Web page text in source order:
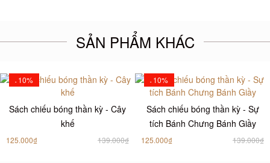
SẢN PHẨM KHÁC
-10%
Sách chiếu bóng thần kỳ - Cây
khế
125.000₫ 139.000₫
-10%
Sách chiếu bóng thần kỳ - Sự
tích Bánh Chưng Bánh Giầy
125.000₫ 139.000₫